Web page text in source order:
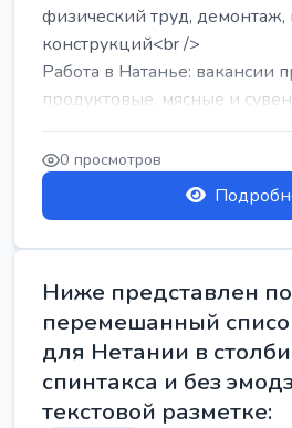
физический труд,
конструкций<br />
Работа в Натанье: вакансии
продуктовые, мясные и
Разнорабочий на сборку м...
0 просмотров
Ниже представлен
перемешанный
для Нетании в
спинтакса и без
текстовой разметке: